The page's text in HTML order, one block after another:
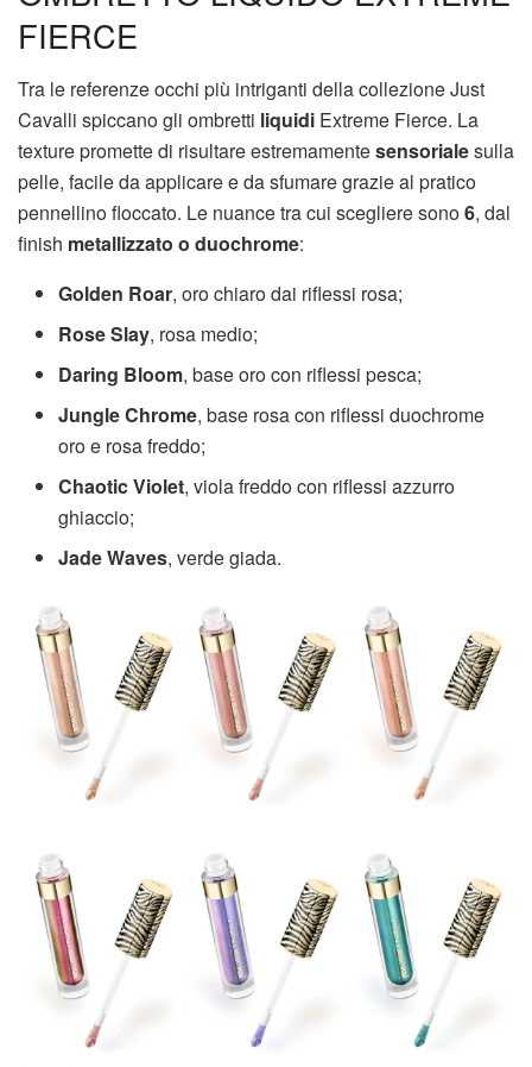
FIERCE
Tra le referenze occhi più intriganti della collezione Just
Cavalli spiccano gli ombretti liquidi Extreme Fierce. La
texture promette di risultare estremamentesensorialesulla
pelle, facile da applicare e da sfumare grazie al pratico
pennellino floccato. Le nuance tra cui scegliere sono6, dal
finish metallizzato o duochrome:
Golden Roar, oro chiaro dai riflessi rosa;
Rose Slay, rosa medio;
Daring Bloom, base oro con riflessi pesca;
Jungle Chrome, base rosa con riflessi duochrome
oro e rosa freddo;
Chaotic Violet, viola freddo con riflessi azzurro
ghiaccio;
Jade Waves, verde giada.